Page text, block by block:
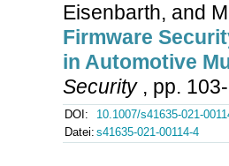
Eisenbarth, and
Firmware
in Automotive
Security, pp.
DOI:
10.1007/s41635-021-
Datei: s41635-021-00114-4